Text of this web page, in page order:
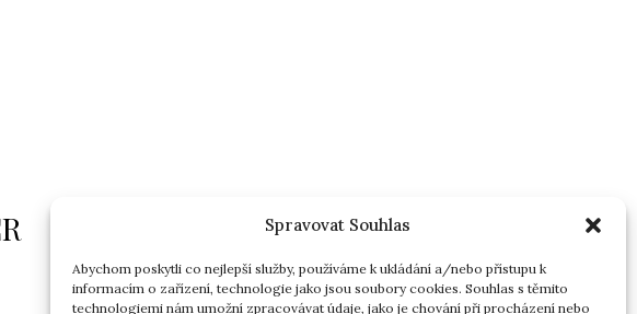
Spravovat Souhlas
Abychom poskytli co nejlepší služby, používáme k ukládání a/nebo přístupu k
informacím o zařízení, technologie jako jsou soubory cookies. Souhlas s těmito
technologiemi nám umožní zpracovávat údaje, jako je chování při procházení nebo